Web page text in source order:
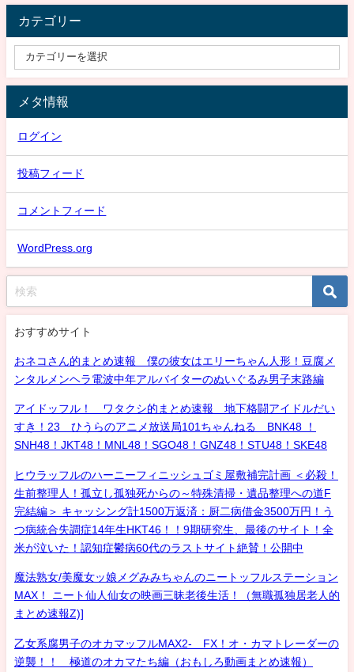
カテゴリー
メタ情報
ログイン
投稿フィード
コメントフィード
WordPress.org
おすすめサイト
おネコさん的まとめ速報 僕の彼女はエリーちゃん人形！豆腐メ
ンタルメンヘラ電波中年アルバイターのぬいぐるみ男子末路編
アイドッフル！ ワタクシ的まとめ速報 地下格闘アイドルだい
すき！23 ひうらのアニメ放送局101ちゃんねる BNK48 ！
SNH48！JKT48！MNL48！SGO48！GNZ48！STU48！SKE48
ヒウラッフルのハーニーフィニッシュゴミ屋敷補完計画 ＜必殺！
生前整理人！孤立し孤独死からの～特殊清掃・遺品整理への道F
完結編＞ キャッシング計1500万返済：厨二病借金3500万円！う
つ病統合失調症14年生HKT46！！9期研究生、最後のサイト！全
米が泣いた！認知症鬱病60代のラストサイト絶賛！公開中
魔法熟女/美魔女ッ娘メグみみちゃんのニートッフルステーション
MAX！ ニート仙人仙女の映画三昧老後生活！（無職孤独居老人的
まとめ速報Z)]
乙女系腐男子のオカマッフルMAX2- FX！オ・カマトレーダーの
逆襲！！ 極道のオカマたち編（おもしろ動画まとめ速報）